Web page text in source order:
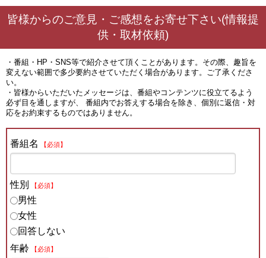
皆様からのご意見・ご感想をお寄せ下さい(情報提
供・取材依頼)
・番組・HP・SNS等で紹介させて頂くことがあります。その際、趣旨を
変えない範囲で多少要約させていただく場合があります。ご了承くださ
い。
・皆様からいただいたメッセージは、番組やコンテンツに役立てるよう
必ず目を通しますが、 番組内でお答えする場合を除き、個別に返信・対
応をお約束するものではありません。
番組名 【必須】
性別 【必須】
男性
女性
回答しない
年齢
【必須】